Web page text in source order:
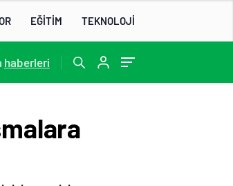
EĞİTİM TEKNOLOJİ
haberleri